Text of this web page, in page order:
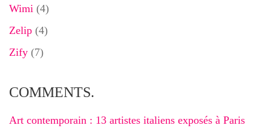
Wimi (4)
Zelip (4)
Zify (7)
COMMENTS.
Art contemporain : 13 artistes italiens exposés à Paris